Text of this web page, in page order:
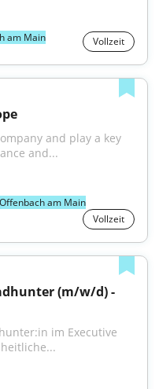
am Main Vollzeit
and play a key
and...
Offenbach am Main
Vollzeit
(m/w/d) -
im Executive